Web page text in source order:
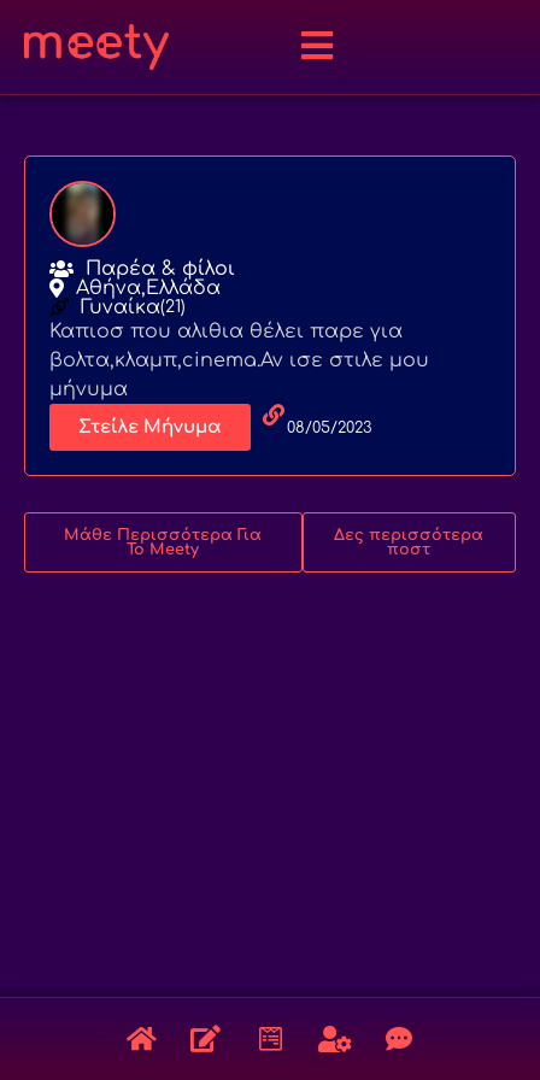
Παρέα & φίλοι
Αθήνα,Ελλάδα
Γυναίκα(21)
Καπιοσ που αλιθια θέλει παρε για
βολτα,κλαμπ,cinema.Αν ισε στιλε μου
μήνυμα
Στείλε Μήνυμα 08/05/2023
Μάθε Περισσότερα Για
Το Meety
Δες περισσότερα
ποστ